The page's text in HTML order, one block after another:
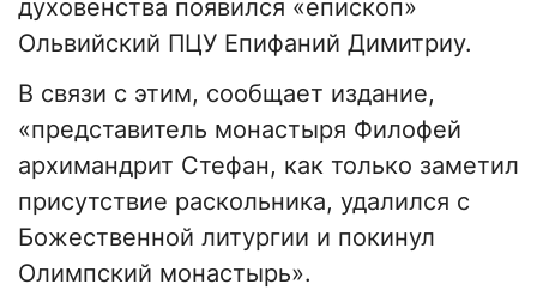
духовенства появился «епископ»
Ольвийский ПЦУ Епифаний Димитриу.
В связи с этим, сообщает издание,
«представитель монастыря Филофей
архимандрит Стефан, как только заметил
присутствие раскольника, удалился с
Божественной литургии и покинул
Олимпский монастырь».